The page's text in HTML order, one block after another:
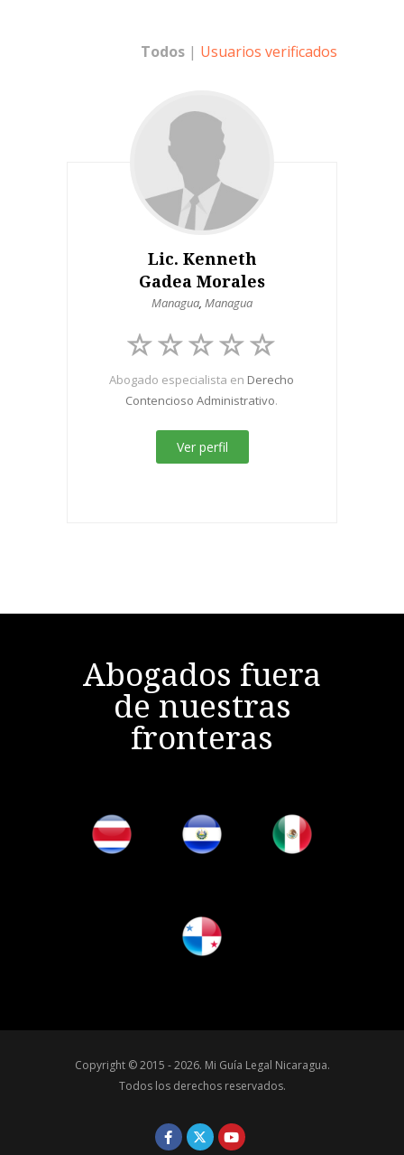
Todos | Usuarios verificados
Lic. Kenneth
Gadea Morales
Managua, Managua
Abogado especialista en Derecho
Contencioso Administrativo.
Ver perfil
Abogados fuera
de nuestras
fronteras
Copyright © 2015 - 2026. Mi Guía Legal Nicaragua.
Todos los derechos reservados.